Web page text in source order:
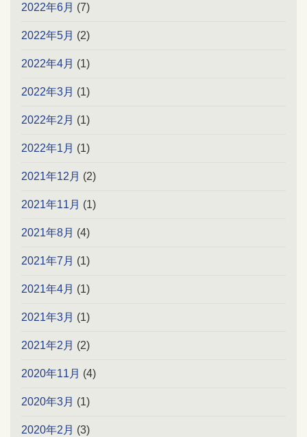
2022年6月 (7)
2022年5月 (2)
2022年4月 (1)
2022年3月 (1)
2022年2月 (1)
2022年1月 (1)
2021年12月 (2)
2021年11月 (1)
2021年8月 (4)
2021年7月 (1)
2021年4月 (1)
2021年3月 (1)
2021年2月 (2)
2020年11月 (4)
2020年3月 (1)
2020年2月 (3)